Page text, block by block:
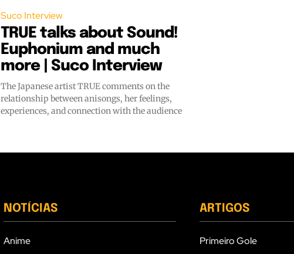
Suco Interview
TRUE talks about Sound!
Euphonium and much
more | Suco Interview
The Japanese artist TRUE comments on the
relationship between anisongs, her feelings,
experiences, and connection with the audience
NOTÍCIAS
Anime
ARTIGOS
Primeiro Gole